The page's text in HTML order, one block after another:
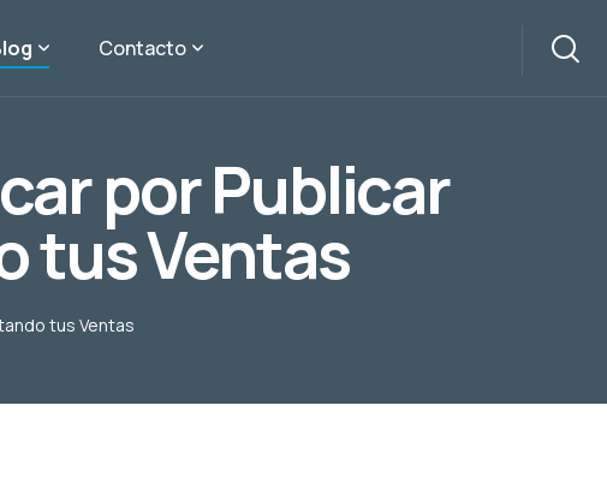
Contacto
por Publicar
tus Ventas
tus Ventas